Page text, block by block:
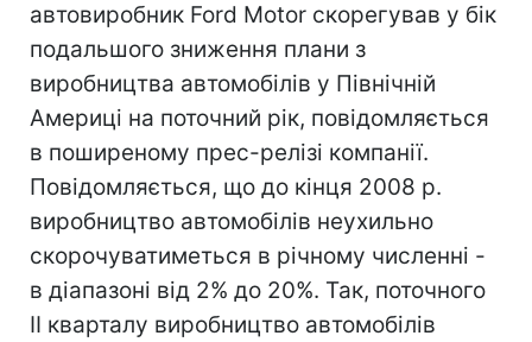
автовиробник Ford Motor скорегував у бік
подальшого зниження плани з
виробництва автомобілів у Північній
Америці на поточний рік, повідомляється
в поширеному прес-релізі компанії.
Повідомляється, що до кінця 2008 р.
виробництво автомобілів неухильно
скорочуватиметься в річному численні -
в діапазоні від 2% до 20%. Так, поточного
II кварталу виробництво автомобілів